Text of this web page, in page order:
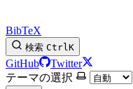
BibTeX
検索 CtrlK
GitHub
Twitter
テーマの選択